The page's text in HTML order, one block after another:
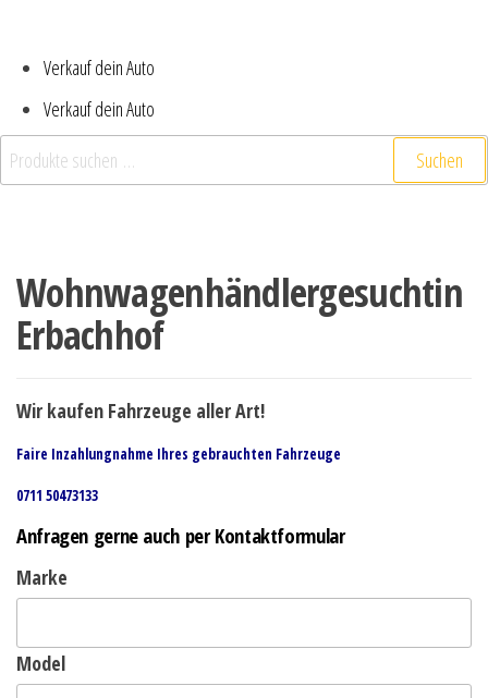
Verkauf dein Auto
Verkauf dein Auto
Suchen
Wohnwagenhändlergesuchtin
Erbachhof
Wir kaufen Fahrzeuge aller Art!
Faire Inzahlungnahme Ihres gebrauchten Fahrzeuge
0711 50473133
Anfragen gerne auch per Kontaktformular
Marke
Model